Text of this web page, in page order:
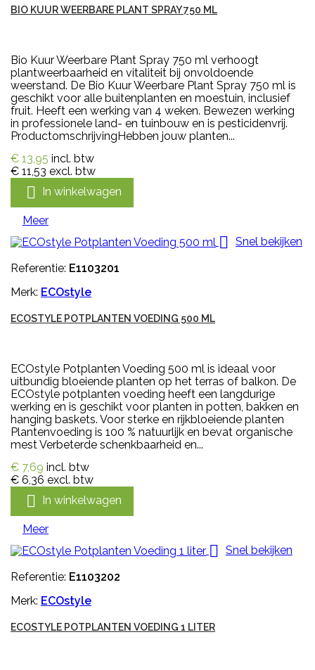
BIO KUUR WEERBARE PLANT SPRAY 750 ML
Bio Kuur Weerbare Plant Spray 750 ml verhoogt
plantweerbaarheid en vitaliteit bij onvoldoende
weerstand. De Bio Kuur Weerbare Plant Spray 750 ml is
geschikt voor alle buitenplanten en moestuin, inclusief
fruit. Heeft een werking van 4 weken. Bewezen werking
in professionele land- en tuinbouw en is pesticidenvrij.
ProductomschrijvingHebben jouw planten...
€ 13,95 incl. btw
€ 11,53 excl. btw
 In winkelwagen
Meer

Snel bekijken
Referentie: E1103201
Merk: ECOstyle
ECOSTYLE POTPLANTEN VOEDING 500 ML
ECOstyle Potplanten Voeding 500 ml is ideaal voor
uitbundig bloeiende planten op het terras of balkon. De
ECOstyle potplanten voeding heeft een langdurige
werking en is geschikt voor planten in potten, bakken en
hanging baskets. Voor sterke en rijkbloeiende planten
Plantenvoeding is 100 % natuurlijk en bevat organische
mest Verbeterde schenkbaarheid en...
€ 7,69 incl. btw
€ 6,36 excl. btw
 In winkelwagen
Meer

Snel bekijken
Referentie: E1103202
Merk: ECOstyle
ECOSTYLE POTPLANTEN VOEDING 1 LITER